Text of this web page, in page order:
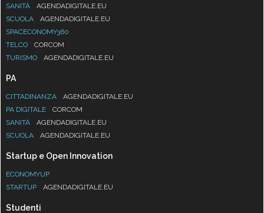
SANITÀ
AGENDADIGITALE.EU
SCUOLA
AGENDADIGITALE.EU
SPACECONOMY360
TELCO
CORCOM
TURISMO
AGENDADIGITALE.EU
PA
CITTADINANZA
AGENDADIGITALE.EU
PA DIGITALE
CORCOM
SANITÀ
AGENDADIGITALE.EU
SCUOLA
AGENDADIGITALE.EU
Startup e Open Innovation
ECONOMYUP
STARTUP
AGENDADIGITALE.EU
Studenti